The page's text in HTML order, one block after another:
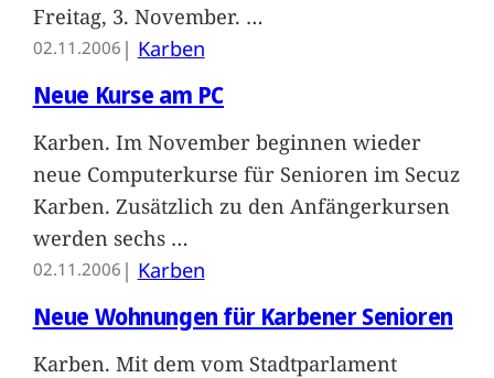
Freitag, 3. November. …
02.11.2006 | Karben
Neue Kurse am PC
Karben. Im November beginnen wieder
neue Computerkurse für Senioren im Secuz
Karben. Zusätzlich zu den Anfängerkursen
werden sechs …
02.11.2006 | Karben
Neue Wohnungen für Karbener Senioren
Karben. Mit dem vom Stadtparlament